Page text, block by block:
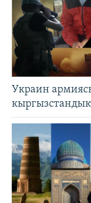
Украин